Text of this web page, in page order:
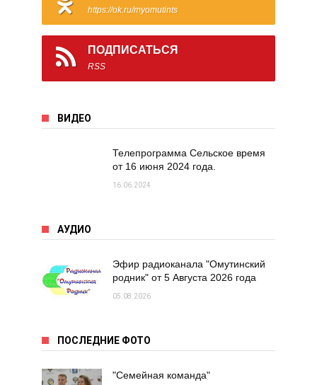
https://ok.ru/myomutints
ПОДПИСАТЬСЯ
RSS
ВИДЕО
Телепрограмма Сельское время
от 16 июня 2024 года.
16.06.2024
АУДИО
Эфир радиоканала "Омутинский
родник" от 5 Августа 2026 года
05.08.2026
ПОСЛЕДНИЕ ФОТО
"Семейная команда"